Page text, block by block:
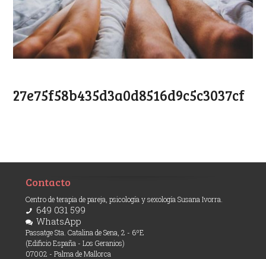
27e75f58b435d3a0d8516d9c5c3037cf
Contacto
Centro de terapia de pareja, psicología y sexología Susana Ivorra.
649 031 599
WhatsApp
Passatge Sta. Catalina de Sena, 2 - 6ºE
(Edificio España - Los Geranios)
07002 - Palma de Mallorca